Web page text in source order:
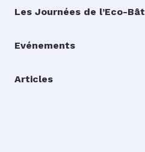
Les Journées de l’Eco-Bât
Evénements
Articles